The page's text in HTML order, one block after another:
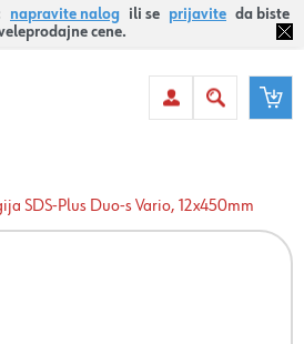
napravite nalog ili se prijavite da biste
cene.
SDS-Plus Duo-s Vario, 12x450mm